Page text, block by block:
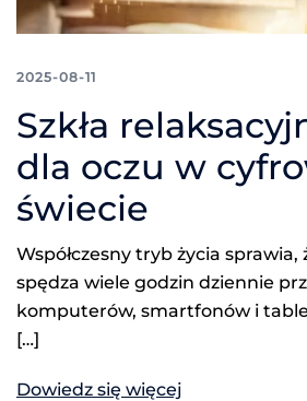
2025-08-11
Szkła
dla oczu w
świecie
Współczesny tryb życia sprawia,
spędza wiele godzin dziennie
komputerów, smartfonów i
[…]
Dowiedz się więcej